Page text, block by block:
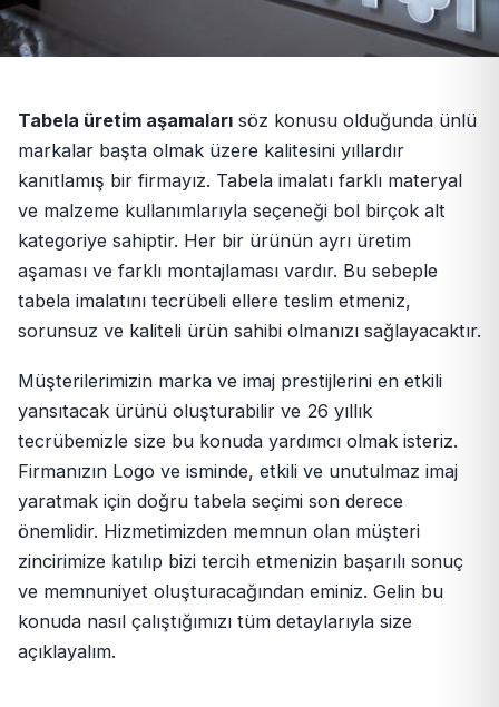
Tabela üretim aşamaları söz konusu olduğunda ünlü
markalar başta olmak üzere kalitesini yıllardır
kanıtlamış bir firmayız. Tabela imalatı farklı materyal
ve malzeme kullanımlarıyla seçeneği bol birçok alt
kategoriye sahiptir. Her bir ürünün ayrı üretim
aşaması ve farklı montajlaması vardır. Bu sebeple
tabela imalatını tecrübeli ellere teslim etmeniz,
sorunsuz ve kaliteli ürün sahibi olmanızı sağlayacaktır.
Müşterilerimizin marka ve imaj prestijlerini en etkili
yansıtacak ürünü oluşturabilir ve 26 yıllık
tecrübemizle size bu konuda yardımcı olmak isteriz.
Firmanızın Logo ve isminde, etkili ve unutulmaz imaj
yaratmak için doğru tabela seçimi son derece
önemlidir. Hizmetimizden memnun olan müşteri
zincirimize katılıp bizi tercih etmenizin başarılı sonuç
ve memnuniyet oluşturacağından eminiz. Gelin bu
konuda nasıl çalıştığımızı tüm detaylarıyla size
açıklayalım.